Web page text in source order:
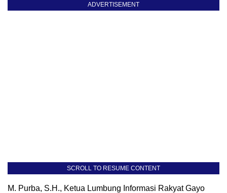
ADVERTISEMENT
SCROLL TO RESUME CONTENT
M. Purba, S.H., Ketua Lumbung Informasi Rakyat Gayo